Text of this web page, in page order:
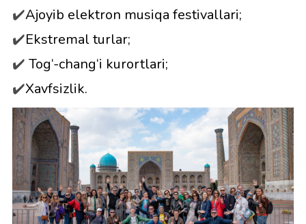
✔️Ajoyib elektron musiqa festivallari;
✔️Ekstremal turlar;
✔️ Tog‘-chang‘i kurortlari;
✔️Xavfsizlik.